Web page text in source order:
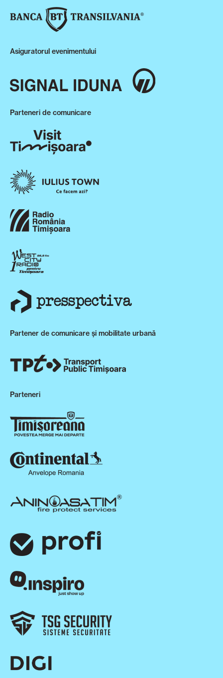
Asiguratorul evenimentului
Parteneri de comunicare
Partener de comunicare și mobilitate urbană
Parteneri